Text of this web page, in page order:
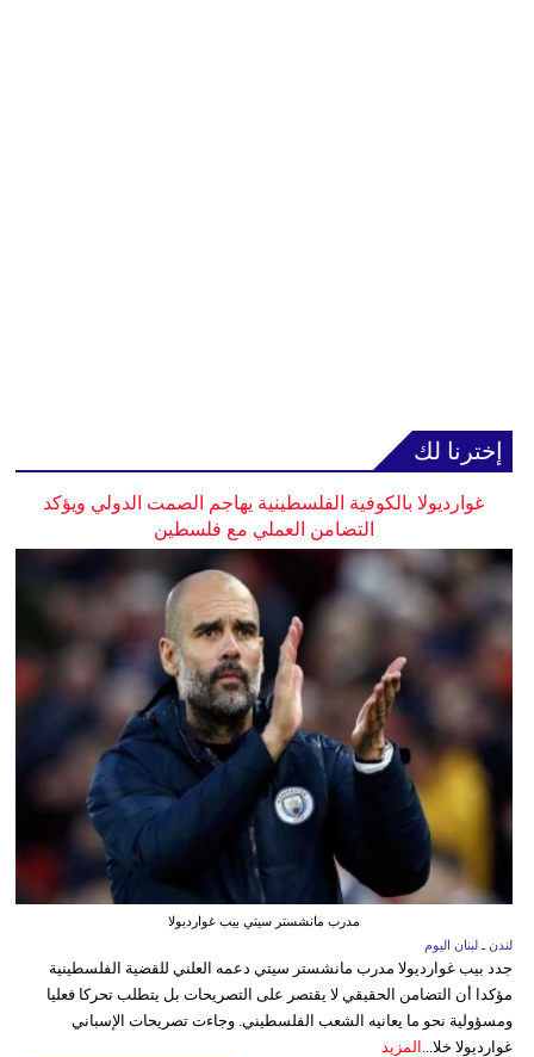
إخترنا لك
غوارديولا بالكوفية الفلسطينية يهاجم الصمت الدولي ويؤكد
التضامن العملي مع فلسطين
مدرب مانشستر سيتي بيب غوارديولا
لندن ـ لبنان اليوم
جدد بيب غوارديولا مدرب مانشستر سيتي دعمه العلني للقضية الفلسطينية
مؤكدا أن التضامن الحقيقي لا يقتصر على التصريحات بل يتطلب تحركا فعليا
ومسؤولية نحو ما يعانيه الشعب الفلسطيني. وجاءت تصريحات الإسباني
غوارديولا خلا...
المزيد